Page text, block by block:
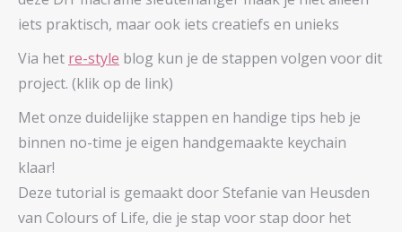
iets praktisch, maar ook iets creatiefs en unieks
Via het re-style blog kun je de stappen volgen voor dit
project. (klik op de link)
Met onze duidelijke stappen en handige tips heb je
binnen no-time je eigen handgemaakte keychain
klaar!
Deze tutorial is gemaakt door Stefanie van Heusden
van Colours of Life, die je stap voor stap door het